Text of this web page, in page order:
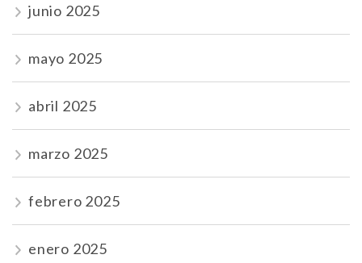
junio 2025
mayo 2025
abril 2025
marzo 2025
febrero 2025
enero 2025